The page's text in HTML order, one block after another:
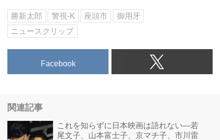
勝新太郎 警視-K 座頭市
御用牙
ニュースクリップ
Facebook
関連記事
これを知らずに日本映画は語れない—若
尾文子、山本富士子、京マチ子、市川雷